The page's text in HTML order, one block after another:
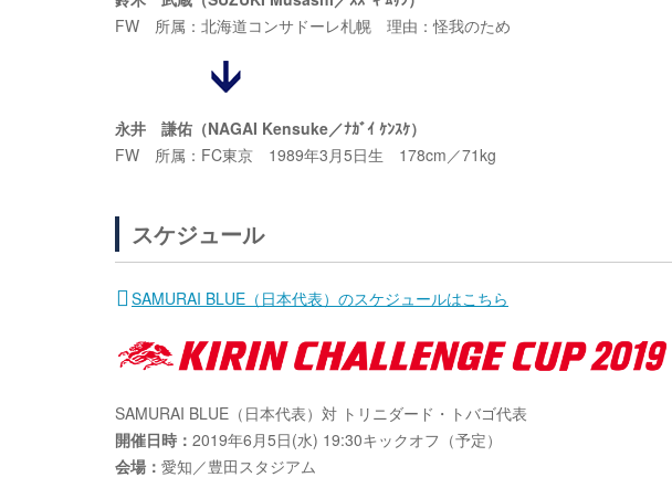
FW 所属：北海道コンサドーレ札幌 理由：怪我のため
永井 謙佑（NAGAI Kensuke／ﾅｶﾞｲ ｹﾝｽｹ）
FW 所属：FC東京 1989年3月5日生 178cm／71kg
スケジュール
SAMURAI BLUE（日本代表）のスケジュールはこちら
SAMURAI BLUE（日本代表）対 トリニダード・トバゴ代表
開催日時： 2019年6月5日(水) 19:30キックオフ（予定）
会場： 愛知／豊田スタジアム